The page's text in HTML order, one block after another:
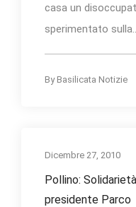
casa un
sperimentato
By Basilicata Notizie
Dicembre 27, 2010
Pollino:
presidente Parco